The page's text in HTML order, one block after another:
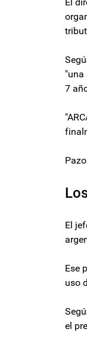
"una
7
El
Ese
uso
el